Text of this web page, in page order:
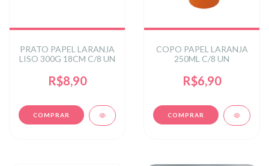
PRATO PAPEL LARANJA
LISO 300G 18CM C/8 UN
R$8,90
COPO PAPEL LARANJA
250ML C/8 UN
R$6,90